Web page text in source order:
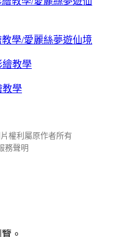
學/愛麗絲夢遊仙境
教學
權利屬原作者所有
務聲明
。